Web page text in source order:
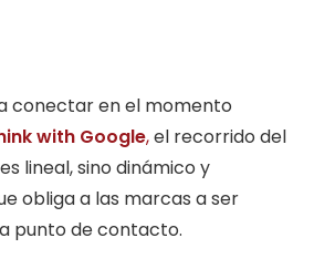
conectar en el momento
with Google,el recorrido del
lineal, sino dinámico y
obliga a las marcas a ser
punto de contacto.